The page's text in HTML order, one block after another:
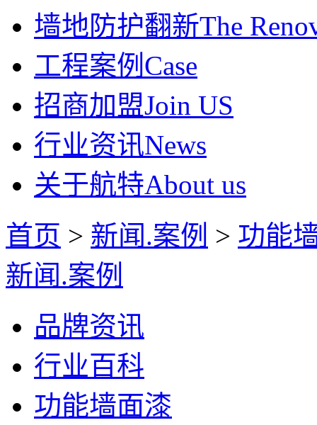
墙地防护翻新The
工程案例 Case
招商加盟Join US
行业资讯News
关于航特About us
首页 > 新闻.案例 > 功能
新闻.案例
品牌资讯
行业百科
功能墙面漆